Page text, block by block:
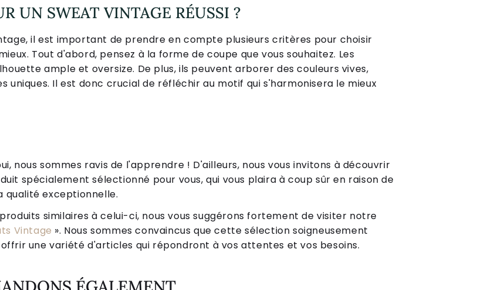
UN SWEAT VINTAGE RÉUSSI ?
il est important de prendre en compte plusieurs critères pour choisir
Tout d'abord, pensez à la forme de coupe que vous souhaitez. Les
ample et oversize. De plus, ils peuvent arborer des couleurs vives,
uniques. Il est donc crucial de réfléchir au motif qui s'harmonisera le mieux
nous sommes ravis de l'apprendre ! D'ailleurs, nous vous invitons à découvrir
spécialement sélectionné pour vous, qui vous plaira à coup sûr en raison de
qualité exceptionnelle.
similaires à celui-ci, nous vous suggérons fortement de visiter notre
Vintage ». Nous sommes convaincus que cette sélection soigneusement
une variété d'articles qui répondront à vos attentes et vos besoins.